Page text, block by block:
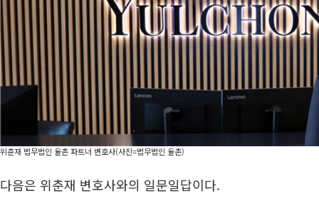
위춘재 법무법인 율촌 파트너 변호사(사진=법무법인 율촌)
다음은 위춘재 변호사와의 일문일답이다.